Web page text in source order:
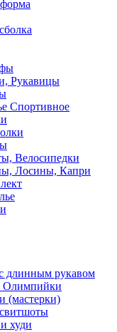
Рукавицы
Спортивное
Велосипедки
Лосины, Капри
длинным рукавом
Олимпийки
(мастерки)
худи